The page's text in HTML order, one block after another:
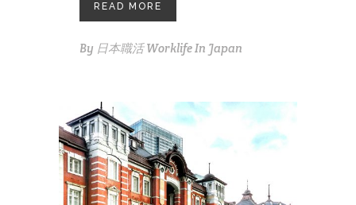
READ MORE
By 日本職活 Worklife In Japan